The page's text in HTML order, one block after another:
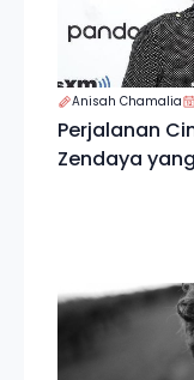
Anisah Chamalia
Perjalanan
Zendaya